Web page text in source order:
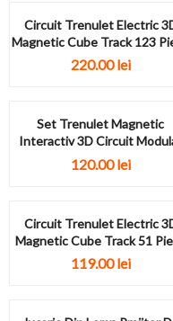
Circuit Trenulet Electric
Magnetic Cube Track 123
220.00lei
Set Trenulet Magnetic
Interactiv 3D Circuit
Anti-Gravitatie 18...
120.00lei
Circuit Trenulet Electric
Magnetic Cube Track 51
119.00lei